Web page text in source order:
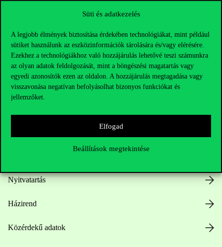
Süti és adatkezelés
A legjobb élmények biztosítása érdekében technológiákat, mint például
sütiket használunk az eszközinformációk tárolására és/vagy elérésére.
Ezekhez a technológiákhoz való hozzájárulás lehetővé teszi számunkra
az olyan adatok feldolgozását, mint a böngészési magatartás vagy
egyedi azonosítók ezen az oldalon. A hozzájárulás megtagadása vagy
visszavonása negatívan befolyásolhat bizonyos funkciókat és
jellemzőket.
Elfogad
Beállítások megtekintése
HUB jelenlegi hallgatóinknak
Sajtó:press@uni-corvinus.hu
Hasznos linkek
Nyitvatartás
Házirend
Közérdekű adatok